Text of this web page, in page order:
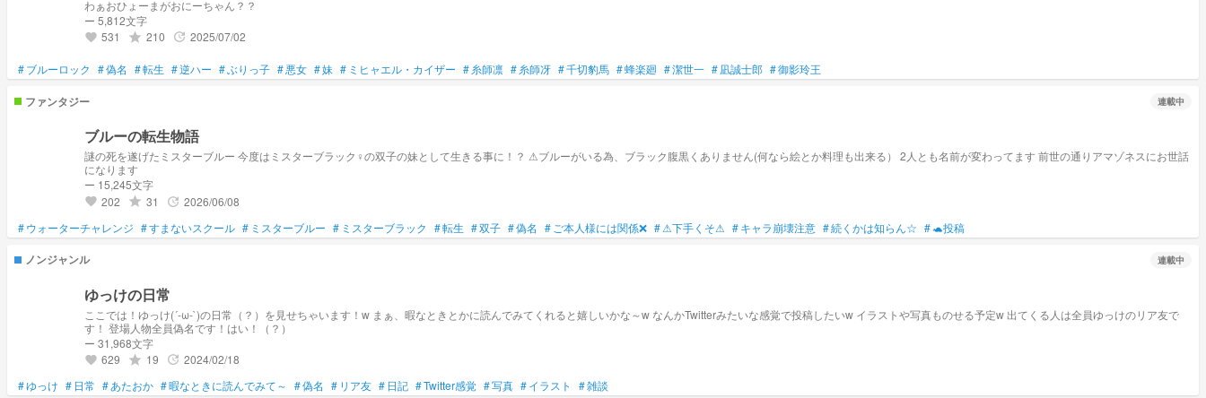
わぁおひょーまがおにーちゃん？？
ー 5,812文字
favorite 531 grade 210 update 2025/07/02
#ブルーロック #偽名 #転生 #逆ハー #ぶりっ子 #悪女 #妹 # ミヒャエル・カイザー #糸師凛 #糸師冴 #千切豹馬 #蜂楽廻 #潔世一 #凪誠士郎 #御影玲王
ファンタジー 連載中
ブルーの転生物語
謎の死を遂げたミスターブルー 今度はミスターブラック♀の双子の妹として生きる事に！？ ⚠ブルーがいる為、ブラック腹黒くありません(何なら絵とか料理も出来る） 2人とも名前が変わってます 前世の通りアマゾネスにお世話
になります
ー 15,245文字
favorite 202 grade 31 update 2026/06/08
#ウォーターチャレンジ #すまないスクール # ミスターブルー # ミスターブラック #転生 #双子 #偽名 # ご本人様には関係❌ #⚠下手くそ⚠ #キャラ崩壊注意 #続くかは知らん☆ #🐢投稿
ノンジャンル 連載中
ゆっけの日常
ここでは！ゆっけ(´-ω-`)の日常（？）を見せちゃいます！w まぁ、暇なときとかに読んでみてくれると嬉しいかな～w なんかTwitterみたいな感覚で投稿したいw イラストや写真ものせる予定w 出てくる人は全員ゆっけのリア友で
す！ 登場人物全員偽名です！はい！（？）
ー 31,968文字
favorite 629 grade 19 update 2024/02/18
#ゆっけ # 日常 #あたおか #暇なときに読んでみて～ #偽名 # リア友 # 日記 #Twitter感覚 #写真 #イラスト #雑談